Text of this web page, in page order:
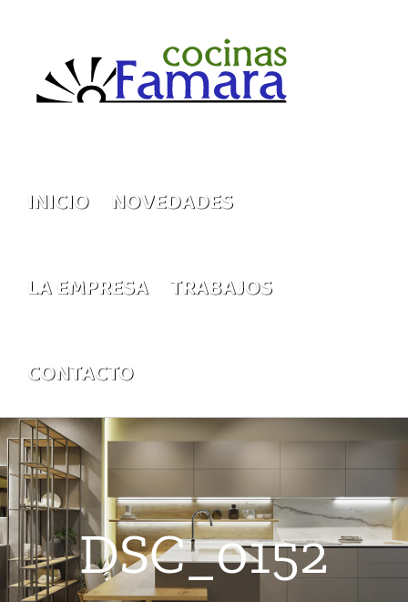
contenido
INICIO NOVEDADES
LA EMPRESA TRABAJOS
CONTACTO
DSC_0152